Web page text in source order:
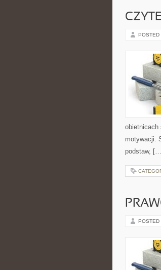
POSTED
obietnicach
motywacji.
podstaw,
POSTED